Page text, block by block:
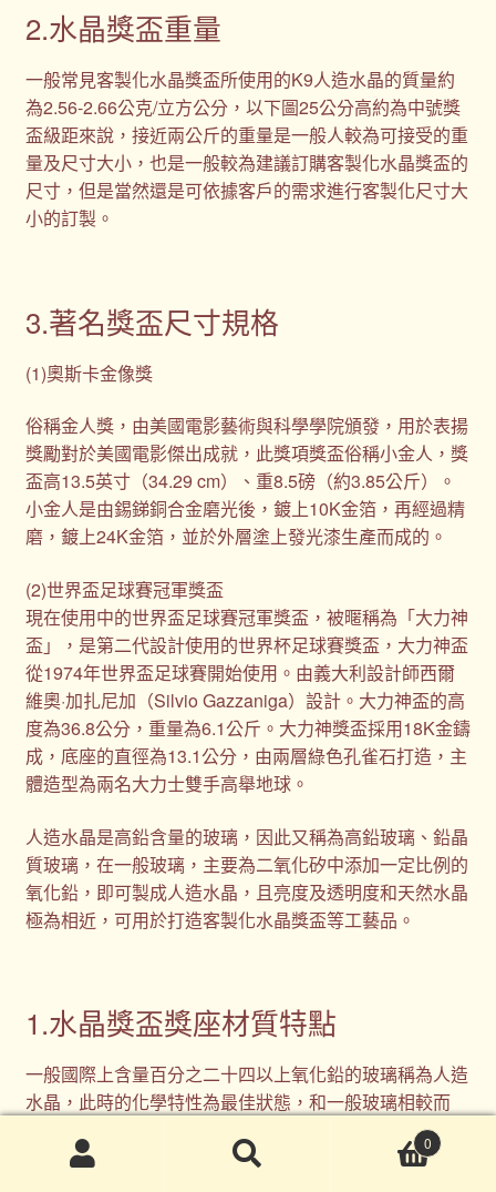
2.水晶獎盃重量
一般常見客製化水晶獎盃所使用的K9人造水晶的質量約
為2.56-2.66公克/立方公分，以下圖25公分高約為中號獎
盃級距來說，接近兩公斤的重量是一般人較為可接受的重
量及尺寸大小，也是一般較為建議訂購客製化水晶獎盃的
尺寸，但是當然還是可依據客戶的需求進行客製化尺寸大
小的訂製。
3.著名獎盃尺寸規格
(1)奧斯卡金像獎
俗稱金人獎，由美國電影藝術與科學學院頒發，用於表揚
獎勵對於美國電影傑出成就，此獎項獎盃俗稱小金人，獎
盃高13.5英寸（34.29 cm）、重8.5磅（約3.85公斤）。
小金人是由錫銻銅合金磨光後，鍍上10K金箔，再經過精
磨，鍍上24K金箔，並於外層塗上發光漆生產而成的。
(2)世界盃足球賽冠軍獎盃
現在使用中的世界盃足球賽冠軍獎盃，被暱稱為「大力神
盃」，是第二代設計使用的世界杯足球賽獎盃，大力神盃
從1974年世界盃足球賽開始使用。由義大利設計師西爾
維奧·加扎尼加（Silvio Gazzaniga）設計。大力神盃的高
度為36.8公分，重量為6.1公斤。大力神獎盃採用18K金鑄
成，底座的直徑為13.1公分，由兩層綠色孔雀石打造，主
體造型為兩名大力士雙手高舉地球。
人造水晶是高鉛含量的玻璃，因此又稱為高鉛玻璃、鉛晶
質玻璃，在一般玻璃，主要為二氧化矽中添加一定比例的
氧化鉛，即可製成人造水晶，且亮度及透明度和天然水晶
極為相近，可用於打造客製化水晶獎盃等工藝品。
1.水晶獎盃獎座材質特點
一般國際上含量百分之二十四以上氧化鉛的玻璃稱為人造
水晶，此時的化學特性為最佳狀態，和一般玻璃相較而
言，透光度更佳（百分之九十以上）硬度更高更耐磨、折
射率更大;可透射出光譜中更多顏色、比重更大、手感更
0